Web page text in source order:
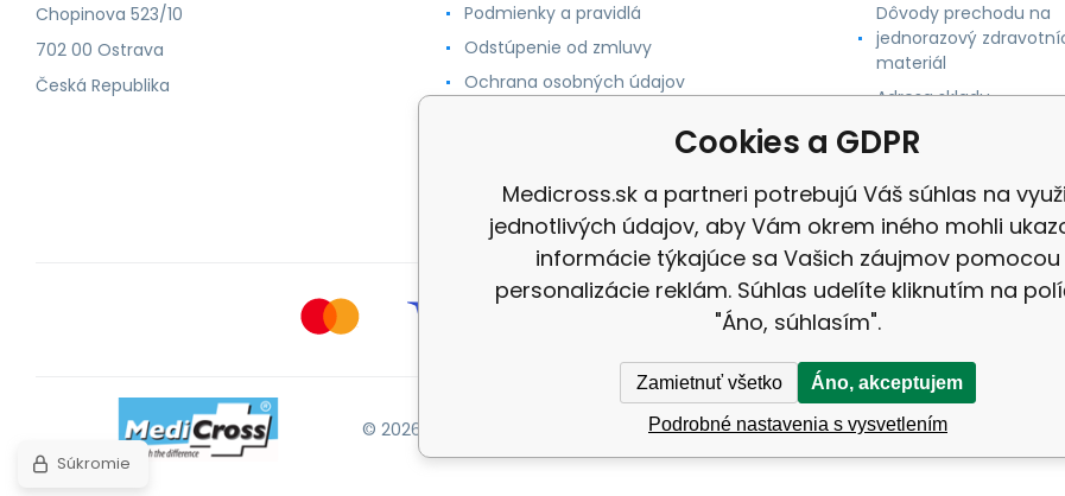
Chopinova 523/10
702 00 Ostrava
Česká Republika
Podmienky a pravidlá
Odstúpenie od zmluvy
Ochrana osobných údajov
Kontaktné údaje
Dôvody prechodu na
jednorazový
materiál
Adresa skladu
© 2026 Medicross.sk | Mapa stránok
Cookies a GDPR
Medicross.sk a partneri potrebujú Váš súhlas na
jednotlivých údajov, aby Vám okrem iného mohli
informácie týkajúce sa Vašich záujmov pomocou
personalizácie reklám. Súhlas udelíte kliknutím na
"Áno, súhlasím".
Zamietnuť všetko Áno, akceptujem
Podrobné nastavenia s vysvetlením
Súkromie